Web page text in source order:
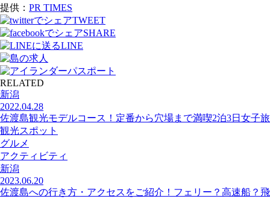
提供： PR TIMES
TWEET
SHARE
LINE
RELATED
新潟
2022.04.28
佐渡島観光モデルコース！定番から穴場まで満喫2泊3日女子旅
観光スポット
グルメ
アクティビティ
新潟
2023.06.20
佐渡島への行き方・アクセスをご紹介！フェリー？高速船？飛